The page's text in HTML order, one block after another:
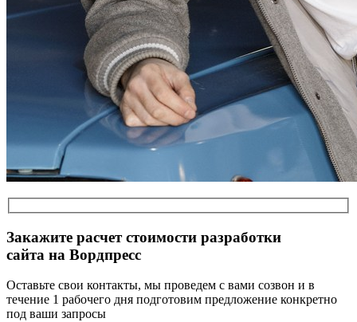
Закажите расчет стоимости разработки
сайта на Вордпресс
Оставьте свои контакты, мы проведем с вами созвон и в
течение 1 рабочего дня подготовим предложение конкретно
под ваши запросы